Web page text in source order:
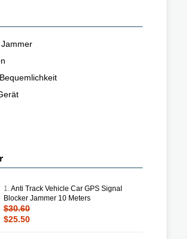
1.Anti Track Vehicle Car GPS Signal
Blocker Jammer 10 Meters
$30.60
$25.50